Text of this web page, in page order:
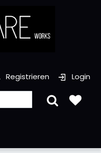
Registrieren Login